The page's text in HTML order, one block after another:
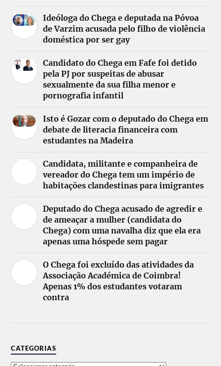
Ideóloga do Chega e deputada na Póvoa
de Varzim acusada pelo filho de violência
doméstica por ser gay
Candidato do Chega em Fafe foi detido
pela PJ por suspeitas de abusar
sexualmente da sua filha menor e
pornografia infantil
Isto é Gozar com o deputado do Chega em
debate de literacia financeira com
estudantes na Madeira
Candidata, militante e companheira de
vereador do Chega tem um império de
habitações clandestinas para imigrantes
Deputado do Chega acusado de agredir e
de ameaçar a mulher (candidata do
Chega) com uma navalha diz que ela era
apenas uma hóspede sem pagar
O Chega foi excluído das atividades da
Associação Académica de Coimbra!
Apenas 1% dos estudantes votaram
contra
CATEGORIAS